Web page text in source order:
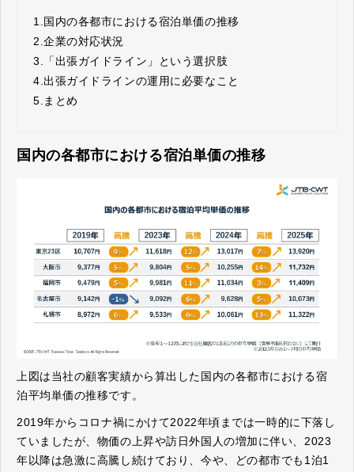
1.国内の各都市における宿泊単価の推移
2.企業の対応状況
3. 「出張ガイドライン」という選択肢
4.出張ガイドラインの運用に必要なこと
5.まとめ
国内の各都市における宿泊単価の推移
上図は当社の顧客実績から算出した国内の各都市における宿
泊平均単価の推移です。
2019年からコロナ禍にかけて2022年頃までは一時的に下落し
ていましたが、物価の上昇や訪日外国人の増加に伴い、2023
年以降は急激に高騰し続けており、今や、どの都市でも1泊1